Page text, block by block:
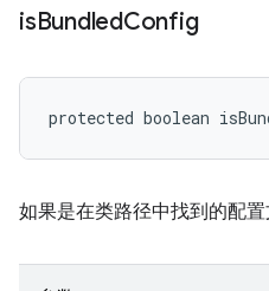
isBundledConfig
protected boolean
如果是在类路径中找到的配置